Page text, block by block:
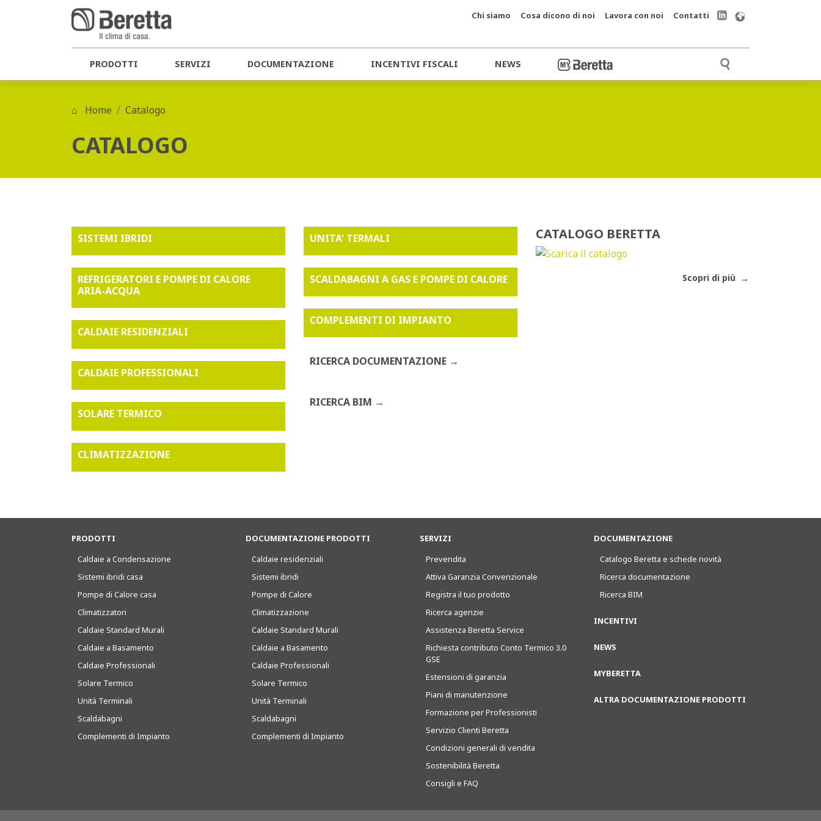
PRODOTTI SERVIZI DOCUMENTAZIONE INCENTIVI FISCALI NEWS
Chi siamo Cosa dicono di noi Lavora con noi Contatti
Home Catalogo
CATALOGO
SISTEMI IBRIDI
REFRIGERATORI E POMPE DI CALORE
ARIA-ACQUA
CALDAIE RESIDENZIALI
CALDAIE PROFESSIONALI
SOLARE TERMICO
CLIMATIZZAZIONE
UNITA' TERMALI
SCALDABAGNI A GAS E POMPE DI CALORE
COMPLEMENTI DI IMPIANTO
RICERCA DOCUMENTAZIONE
RICERCA BIM
CATALOGO BERETTA
Scopri di più
PRODOTTI
Caldaie a Condensazione
Sistemi ibridi casa
Pompe di Calore casa
Climatizzatori
Caldaie Standard Murali
Caldaie a Basamento
Caldaie Professionali
Solare Termico
Unità Terminali
Scaldabagni
Complementi di Impianto
DOCUMENTAZIONE PRODOTTI
Caldaie residenziali
Sistemi ibridi
Pompe di Calore
Climatizzazione
Caldaie Standard Murali
Caldaie a Basamento
Caldaie Professionali
Solare Termico
Unità Terminali
Scaldabagni
Complementi di Impianto
SERVIZI
Prevendita
Attiva Garanzia Convenzionale
Registra il tuo prodotto
Ricerca agenzie
Assistenza Beretta Service
Richiesta contributo Conto Termico 3.0
GSE
Estensioni di garanzia
Piani di manutenzione
Formazione per Professionisti
Servizio Clienti Beretta
Condizioni generali di vendita
Sostenibilità Beretta
Consigli e FAQ
DOCUMENTAZIONE
Catalogo Beretta e schede novità
Ricerca documentazione
Ricerca BIM
INCENTIVI
NEWS
MYBERETTA
ALTRA DOCUMENTAZIONE PRODOTTI